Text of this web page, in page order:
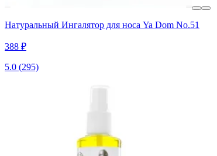
Натуральный Ингалятор для носа Ya Dom No.51
388 ₽
5.0 (295)